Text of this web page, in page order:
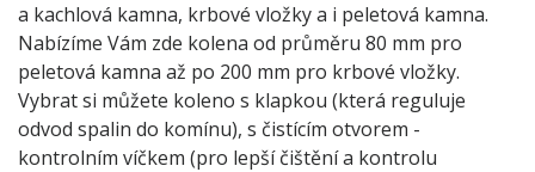
a kachlová kamna, krbové vložky a i peletová kamna.
Nabízíme Vám zde kolena od průměru 80 mm pro
peletová kamna až po 200 mm pro krbové vložky.
Vybrat si můžete koleno s klapkou (která reguluje
odvod spalin do komínu), s čistícím otvorem -
kontrolním víčkem (pro lepší čištění a kontrolu